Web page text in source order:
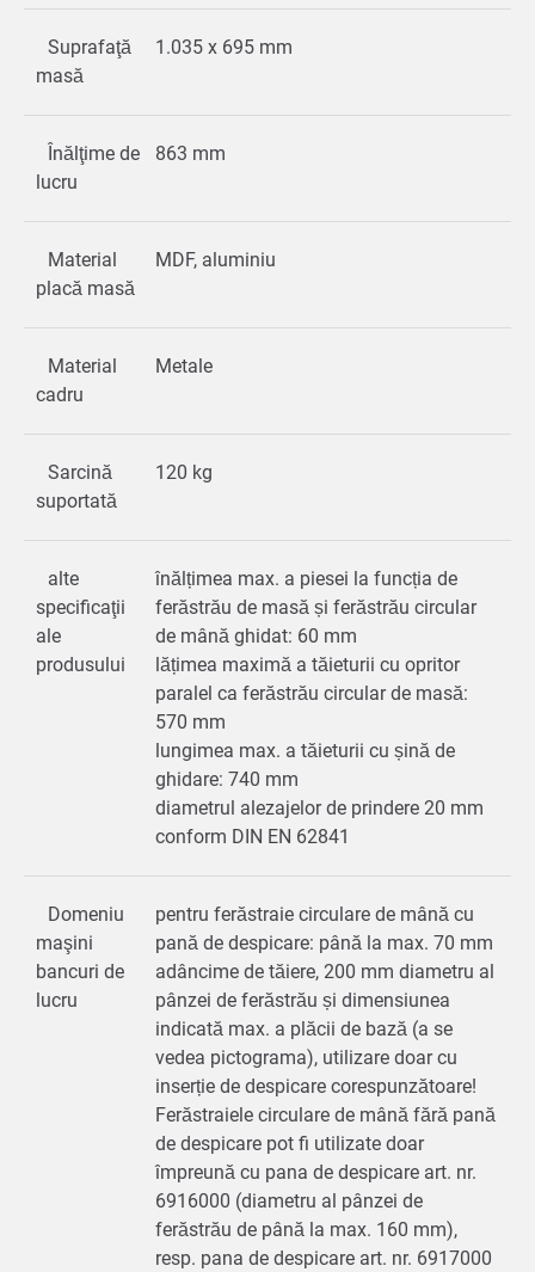
Suprafaţă
masă
1.035 x 695 mm
Înălţime de
lucru
863 mm
Material
placă masă
MDF, aluminiu
Material
cadru
Metale
Sarcină
suportată
120 kg
alte
specificaţii
ale
produsului
înălțimea max. a piesei la funcția de
ferăstrău de masă și ferăstrău circular
de mână ghidat: 60 mm
lățimea maximă a tăieturii cu opritor
paralel ca ferăstrău circular de masă:
570 mm
lungimea max. a tăieturii cu șină de
ghidare: 740 mm
diametrul alezajelor de prindere 20 mm
conform DIN EN 62841
Domeniu
maşini
bancuri de
lucru
pentru ferăstraie circulare de mână cu
pană de despicare: până la max. 70 mm
adâncime de tăiere, 200 mm diametru al
pânzei de ferăstrău și dimensiunea
indicată max. a plăcii de bază (a se
vedea pictograma), utilizare doar cu
inserție de despicare corespunzătoare!
Ferăstraiele circulare de mână fără pană
de despicare pot fi utilizate doar
împreună cu pana de despicare art. nr.
6916000 (diametru al pânzei de
ferăstrău de până la max. 160 mm),
resp. pana de despicare art. nr. 6917000